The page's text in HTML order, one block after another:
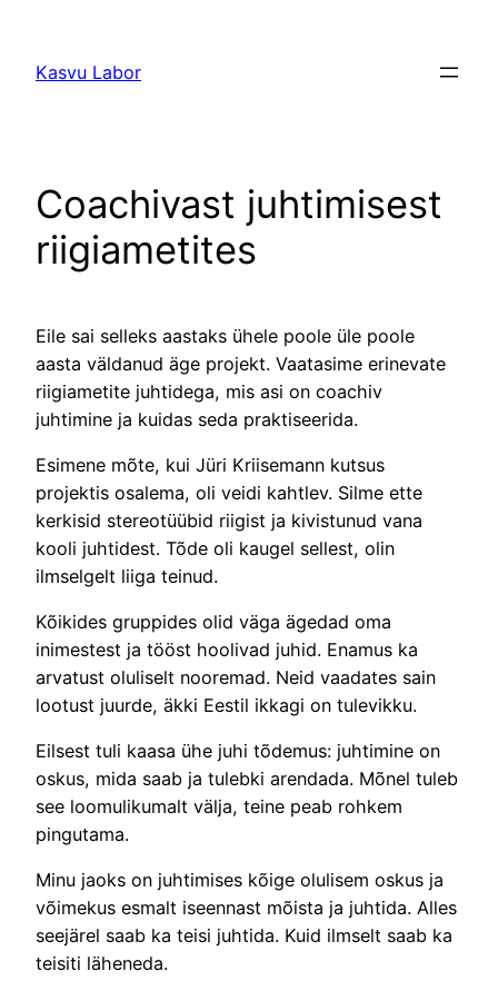
juurde
Kasvu Labor
Coachivast juhtimisest
riigiametites
Eile sai selleks aastaks ühele poole üle poole
aasta väldanud äge projekt. Vaatasime erinevate
riigiametite juhtidega, mis asi on coachiv
juhtimine ja kuidas seda praktiseerida.
Esimene mõte, kui Jüri Kriisemann kutsus
projektis osalema, oli veidi kahtlev. Silme ette
kerkisid stereotüübid riigist ja kivistunud vana
kooli juhtidest. Tõde oli kaugel sellest, olin
ilmselgelt liiga teinud.
Kõikides gruppides olid väga ägedad oma
inimestest ja tööst hoolivad juhid. Enamus ka
arvatust oluliselt nooremad. Neid vaadates sain
lootust juurde, äkki Eestil ikkagi on tulevikku.
Eilsest tuli kaasa ühe juhi tõdemus: juhtimine on
oskus, mida saab ja tulebki arendada. Mõnel tuleb
see loomulikumalt välja, teine peab rohkem
pingutama.
Minu jaoks on juhtimises kõige olulisem oskus ja
võimekus esmalt iseennast mõista ja juhtida. Alles
seejärel saab ka teisi juhtida. Kuid ilmselt saab ka
teisiti läheneda.